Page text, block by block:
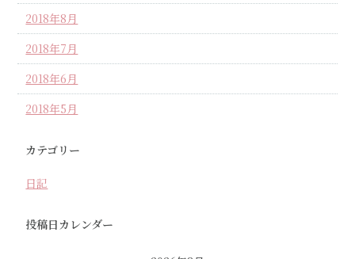
2018年8月
2018年7月
2018年6月
2018年5月
カテゴリー
日記
投稿日カレンダー